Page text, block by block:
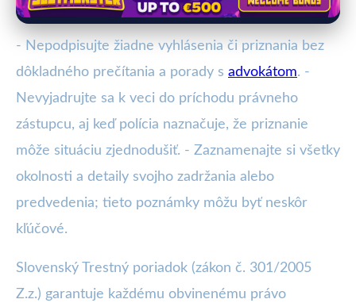
- Nepodpisujte žiadne vyhlásenia či priznania bez
dôkladného prečítania a porady s advokátom. -
Nevyjadrujte sa k veci do príchodu právneho
zástupcu, aj keď polícia naznačuje, že priznanie
môže situáciu zjednodušiť. - Zaznamenajte si všetky
okolnosti a detaily svojho zadržania alebo
predvedenia; tieto poznámky môžu byť neskôr
kľúčové.
Slovenský Trestný poriadok (zákon č. 301/2005
Z.z.) garantuje každému obvinenému právo